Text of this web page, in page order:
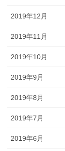
2019年12月
2019年11月
2019年10月
2019年9月
2019年8月
2019年7月
2019年6月